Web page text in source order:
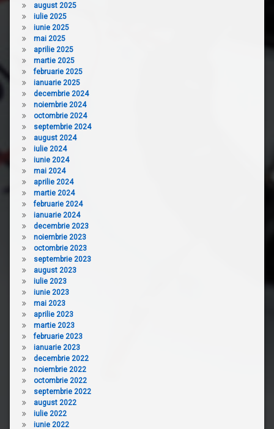
august 2025
iulie 2025
iunie 2025
mai 2025
aprilie 2025
martie 2025
februarie 2025
ianuarie 2025
decembrie 2024
noiembrie 2024
octombrie 2024
septembrie 2024
august 2024
iulie 2024
iunie 2024
mai 2024
aprilie 2024
martie 2024
februarie 2024
ianuarie 2024
decembrie 2023
noiembrie 2023
octombrie 2023
septembrie 2023
august 2023
iulie 2023
iunie 2023
mai 2023
aprilie 2023
martie 2023
februarie 2023
ianuarie 2023
decembrie 2022
noiembrie 2022
octombrie 2022
septembrie 2022
august 2022
iulie 2022
iunie 2022